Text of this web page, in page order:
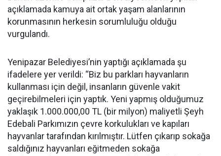
açıklamada kamuya ait ortak yaşam alanlarının
korunmasının herkesin sorumluluğu olduğu
vurgulandı.
Yenipazar Belediyesi’nin yaptığı açıklamada şu
ifadelere yer verildi: “Biz bu parkları hayvanların
kullanması için değil, insanların güvenle vakit
geçirebilmeleri için yaptık. Yeni yapmış olduğumuz
yaklaşık 1.000.000,00 TL (bir milyon) maliyetli Şeyh
Edebali Parkımızın çevre korkulukları ve kapıları
hayvanlar tarafından kırılmıştır. Lütfen çıkarıp sokağa
saldığınız hayvanları eğitmeden sokağa